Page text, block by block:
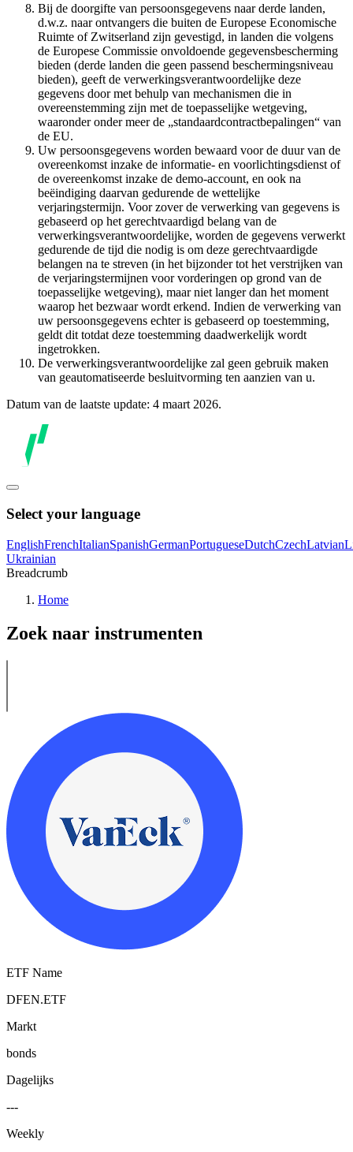
Bij de doorgifte van persoonsgegevens naar derde landen,
d.w.z. naar ontvangers die buiten de Europese Economische
Ruimte of Zwitserland zijn gevestigd, in landen die volgens
de Europese Commissie onvoldoende gegevensbescherming
bieden (derde landen die geen passend beschermingsniveau
bieden), geeft de verwerkingsverantwoordelijke deze
gegevens door met behulp van mechanismen die in
overeenstemming zijn met de toepasselijke wetgeving,
waaronder onder meer de „standaardcontractbepalingen“ van
de EU.
Uw persoonsgegevens worden bewaard voor de duur van de
overeenkomst inzake de informatie- en voorlichtingsdienst of
de overeenkomst inzake de demo-account, en ook na
beëindiging daarvan gedurende de wettelijke
verjaringstermijn. Voor zover de verwerking van gegevens is
gebaseerd op het gerechtvaardigd belang van de
verwerkingsverantwoordelijke, worden de gegevens verwerkt
gedurende de tijd die nodig is om deze gerechtvaardigde
belangen na te streven (in het bijzonder tot het verstrijken van
de verjaringstermijnen voor vorderingen op grond van de
toepasselijke wetgeving), maar niet langer dan het moment
waarop het bezwaar wordt erkend. Indien de verwerking van
uw persoonsgegevens echter is gebaseerd op toestemming,
geldt dit totdat deze toestemming daadwerkelijk wordt
ingetrokken.
De verwerkingsverantwoordelijke zal geen gebruik maken
van geautomatiseerde besluitvorming ten aanzien van u.
Datum van de laatste update: 4 maart 2026.
Select your language
EnglishFrenchItalianSpanishGermanPortugueseDutchCzechLatvian
Ukrainian
Breadcrumb
Home
Zoek naar instrumenten
ETF Name
DFEN.ETF
Markt
bonds
Dagelijks
---
Weekly